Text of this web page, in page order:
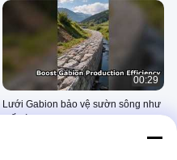
00:29
Lưới Gabion bảo vệ sườn sông như